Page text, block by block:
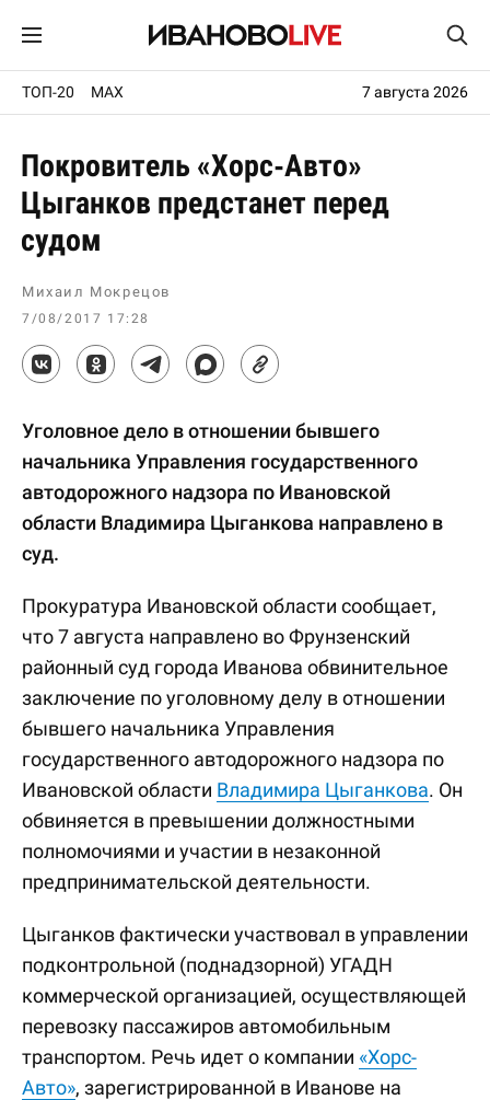
ТОП-20 MAX 7 августа 2026
Покровитель «Хорс-Авто»
Цыганков предстанет перед
судом
Михаил Мокрецов
7/08/2017 17:28
Уголовное дело в отношении бывшего
начальника Управления государственного
автодорожного надзора по Ивановской
области Владимира Цыганкова направлено в
суд.
Прокуратура Ивановской области сообщает,
что 7 августа направлено во Фрунзенский
районный суд города Иванова обвинительное
заключение по уголовному делу в отношении
бывшего начальника Управления
государственного автодорожного надзора по
Ивановской области Владимира Цыганкова. Он
обвиняется в превышении должностными
полномочиями и участии в незаконной
предпринимательской деятельности.
Цыганков фактически участвовал в управлении
подконтрольной (поднадзорной) УГАДН
коммерческой организацией, осуществляющей
перевозку пассажиров автомобильным
транспортом. Речь идет о компании «Хорс-
Авто», зарегистрированной в Иванове на